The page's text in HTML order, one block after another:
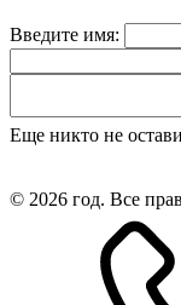
Введите имя:
Еще никто не
© 2026 год. Все